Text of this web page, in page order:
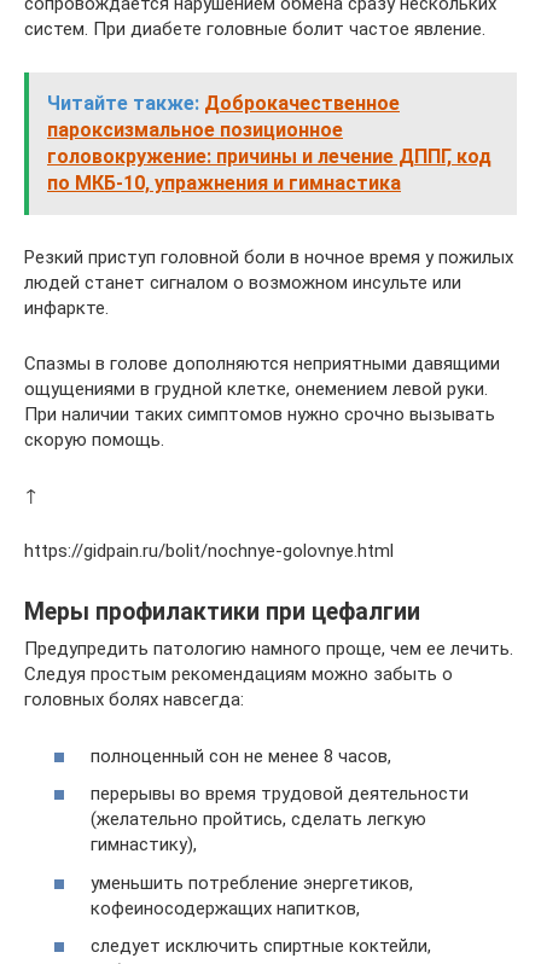
систем. При диабете головные болит частое явление.
Читайте также: Доброкачественное
пароксизмальное позиционное
головокружение: причины и лечение ДППГ, код
по МКБ-10, упражнения и гимнастика
Резкий приступ головной боли в ночное время у пожилых
людей станет сигналом о возможном инсульте или
инфаркте.
Спазмы в голове дополняются неприятными давящими
ощущениями в грудной клетке, онемением левой руки.
При наличии таких симптомов нужно срочно вызывать
скорую помощь.
↑
https://gidpain.ru/bolit/nochnye-golovnye.html
Меры профилактики при цефалгии
Предупредить патологию намного проще, чем ее лечить.
Следуя простым рекомендациям можно забыть о
головных болях навсегда:
полноценный сон не менее 8 часов,
перерывы во время трудовой деятельности
(желательно пройтись, сделать легкую
гимнастику),
уменьшить потребление энергетиков,
кофеиносодержащих напитков,
следует исключить спиртные коктейли,